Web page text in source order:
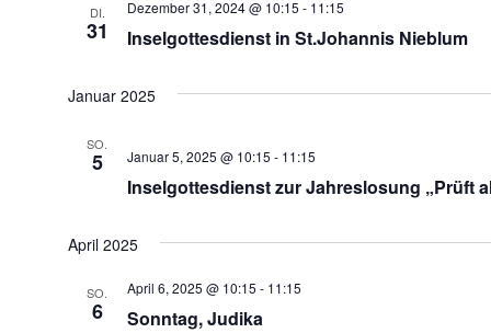
DI.
31 Inselgottesdienst in St.Johannis Nieblum
Dezember 31, 2024 @ 10:15 - 11:15
Januar 2025
SO.
5
Inselgottesdienst zur Jahreslosung „Prüft
Januar 5, 2025 @ 10:15 - 11:15
April 2025
SO.
6 Sonntag, Judika
April 6, 2025 @ 10:15 - 11:15